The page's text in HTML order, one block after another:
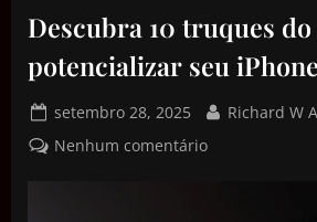
Descubra 10 truques
potencializar seu
setembro 28, 2025
Richard W
Nenhum comentário